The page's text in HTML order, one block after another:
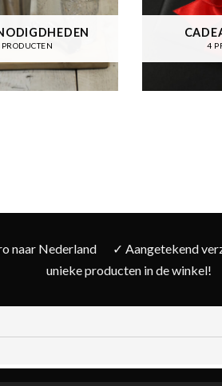
4
naar Nederland
✓ Aangetekend
unieke producten in de winkel!